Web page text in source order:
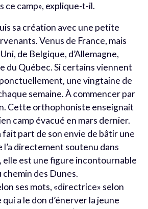
ce camp», explique-t-il.
sa création avec une petite
Venus de France, mais
de Belgique, d’Allemagne,
du Québec. Si certains viennent
une vingtaine de
semaine. À commencer par
Cette orthophoniste enseignait
camp évacué en mars dernier.
fait part de son envie de bâtir une
l’a directement soutenu dans
elle est une figure incontournable
chemin des Dunes.
ses mots, «directrice» selon
a le don d’énerver la jeune